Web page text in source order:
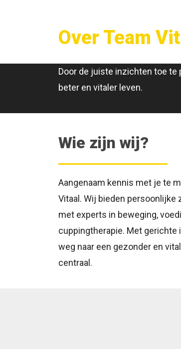
Over Team
Door de juiste inzichten toe te
beter en vitaler leven.
Wie zijn wij?
Aangenaam kennis met je te
Vitaal. Wij bieden
met experts in beweging,
cuppingtherapie. Met gerichte
weg naar een gezonder en
centraal.